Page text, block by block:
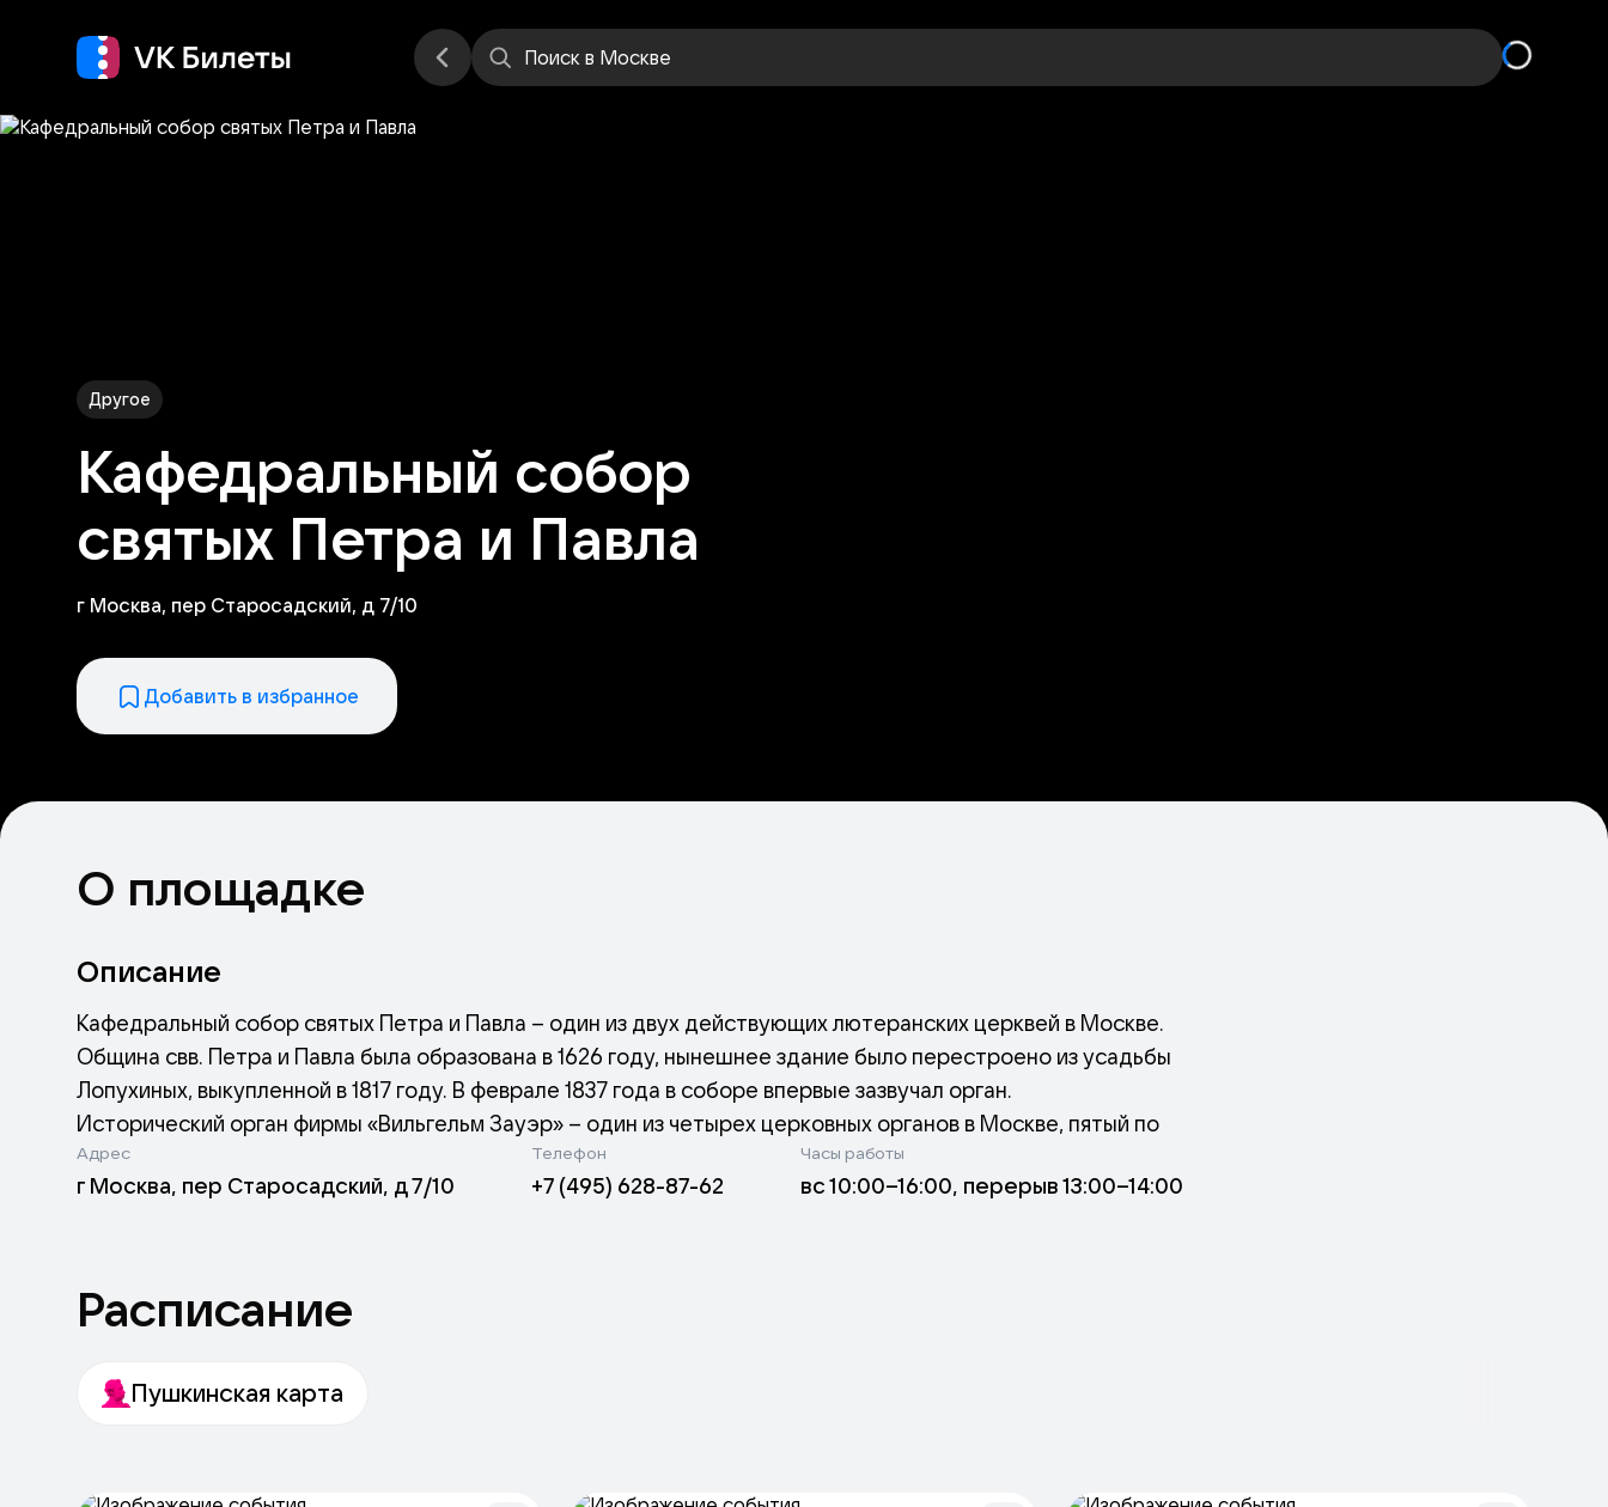
Поиск в Москве
Другое
Кафедральный собор
святых Петра и Павла
г Москва, пер Старосадский, д 7/10
Добавить в избранное
О площадке
Описание
Кафедральный собор святых Петра и Павла – один из двух действующих лютеранских церквей в Москве.
Община свв. Петра и Павла была образована в 1626 году, нынешнее здание было перестроено из усадьбы
Лопухиных, выкупленной в 1817 году. В феврале 1837 года в соборе впервые зазвучал орган.
Исторический орган фирмы «Вильгельм Зауэр» – один из четырех церковных органов в Москве, пятый по
количеству регистров, является также одним из самых старых. В настоящее время орган звучит как во время
богослужений, так и на концертах. Уникальная акустика собора позволяет в полной мере насладиться звучанием
Адрес
г Москва, пер Старосадский, д 7/10
Телефон
+7 (495) 628-87-62
Часы работы
вс 10:00–16:00, перерыв 13:00–14:00
Расписание
Пушкинская карта